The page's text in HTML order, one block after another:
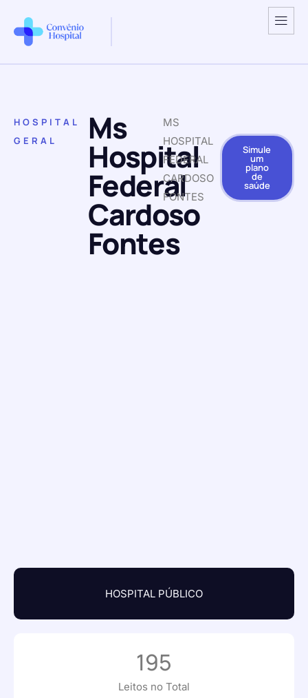
HOSPITAL
GERAL
Ms
Hospital
Federal
Cardoso
Fontes
MS
HOSPITAL
FEDERAL
CARDOSO
FONTES
Simule
um
plano
de
saúde
HOSPITAL PÚBLICO
Leitos no Total
195